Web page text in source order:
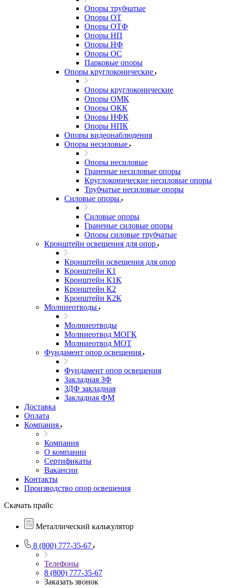
Опоры трубчатые
Опоры ОТ
Опоры ОТФ
Опоры НП
Опоры НФ
Опоры ОС
Парковые опоры
Опоры круглоконические
Опоры круглоконические
Опоры ОМК
Опоры ОКК
Опоры НФК
Опоры НПК
Опоры видеонаблюдения
Опоры несиловые
Опоры несиловые
Граненые несиловые опоры
Круглоконические несиловые опоры
Трубчатые несиловые опоры
Силовые опоры
Силовые опоры
Граненые силовые опоры
Опоры силовые трубчатые
Кронштейн освещения для опор
Кронштейн освещения для опор
Кронштейн К1
Кронштейн К1К
Кронштейн К2
Кронштейн К2К
Молниеотводы
Молниеотводы
Молниеотвод МОГК
Молниеотвод МОТ
Фундамент опор освещения
Фундамент опор освещения
Закладная ЗФ
ЗДФ закладная
Закладная ФМ
Доставка
Оплата
Компания
Компания
О компании
Сертификаты
Вакансии
Контакты
Производство опор освещения
Скачать прайс
Металлический калькулятор
8 (800) 777-35-67
Телефоны
8 (800) 777-35-67
Заказать звонок